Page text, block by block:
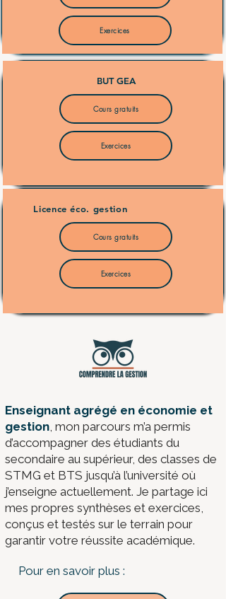
Exercices
BUT GEA
Cours gratuits
Exercices
Licence éco. gestion
Cours gratuits
Exercices
​Enseignant agrégé en économie et
gestion, mon parcours m’a permis
d’accompagner des étudiants du
secondaire au supérieur, des classes de
STMG et BTS jusqu’à l’université où
j’enseigne actuellement. Je partage ici
mes propres synthèses et exercices,
conçus et testés sur le terrain pour
garantir votre réussite académique.
Pour en savoir plus :